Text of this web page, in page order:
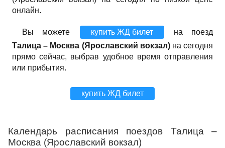
онлайн.
Вы можете купить ЖД билет
на поезд
Талица – Москва (Ярославский вокзал)на сегодня
прямо сейчас, выбрав удобное время отправления
или прибытия.
купить ЖД билет
Календарь расписания поездов Талица –
Москва (Ярославский вокзал)